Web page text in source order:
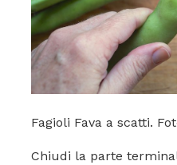
Fagioli Fava a scatti.
Chiudi la parte